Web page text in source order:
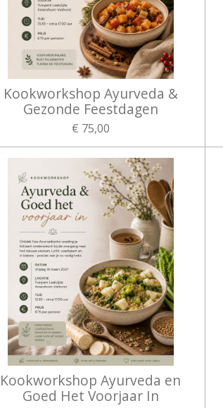
Kookworkshop Ayurveda &
Gezonde Feestdagen
€ 75,00
Kookworkshop Ayurveda en
Goed Het Voorjaar In